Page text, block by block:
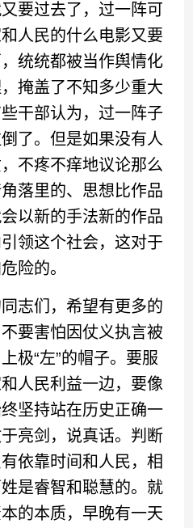
要过去了，过一阵可
人民的什么电影又要
统统都被当作舆情化
掩盖了不知多少重大
干部认为，过一阵子
了。但是如果没有人
不疼不痒地议论那么
落里的、思想比作品
以新的手法新的作品
领这个社会，这对于
险的。
们，希望有更多的
要害怕因仗义执言被
极“左”的帽子。要服
人民利益一边，要像
坚持站在历史正确一
亮剑，说真话。判断
依靠时间和人民，相
是睿智和聪慧的。就
的本质，早晚有一天